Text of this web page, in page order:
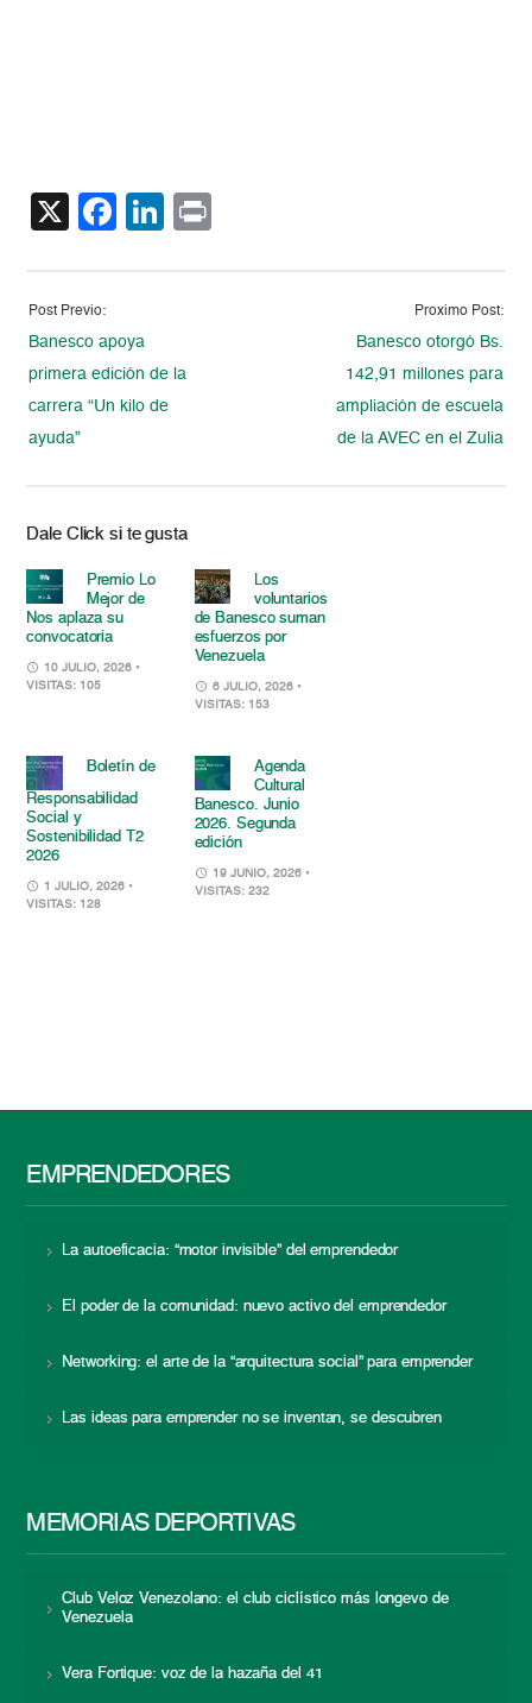
X Facebook
LinkedIn
Post Previo:
Banesco apoya
primera edición de la
carrera “Un kilo de
ayuda”
Proximo Post:
Banesco otorgó Bs.
142,91 millones para
ampliación de escuela
de la AVEC en el Zulia
Dale Click si te gusta
Premio Lo
Mejor de
Nos aplaza su
convocatoria
10 JULIO, 2026 •
VISITAS: 105
Los
voluntarios
de Banesco suman
esfuerzos por
Venezuela
6 JULIO, 2026 •
VISITAS: 153
Boletín de
Responsabilidad
Social y
Sostenibilidad T2
2026
1 JULIO, 2026 •
VISITAS: 128
Agenda
Cultural
Banesco. Junio
2026. Segunda
edición
19 JUNIO, 2026 •
VISITAS: 232
EMPRENDEDORES
La autoeficacia: “motor invisible” del emprendedor
El poder de la comunidad: nuevo activo del emprendedor
Networking: el arte de la “arquitectura social” para emprender
Las ideas para emprender no se inventan, se descubren
MEMORIAS DEPORTIVAS
Club Veloz Venezolano: el club ciclístico más longevo de
Venezuela
Vera Fortique: voz de la hazaña del 41